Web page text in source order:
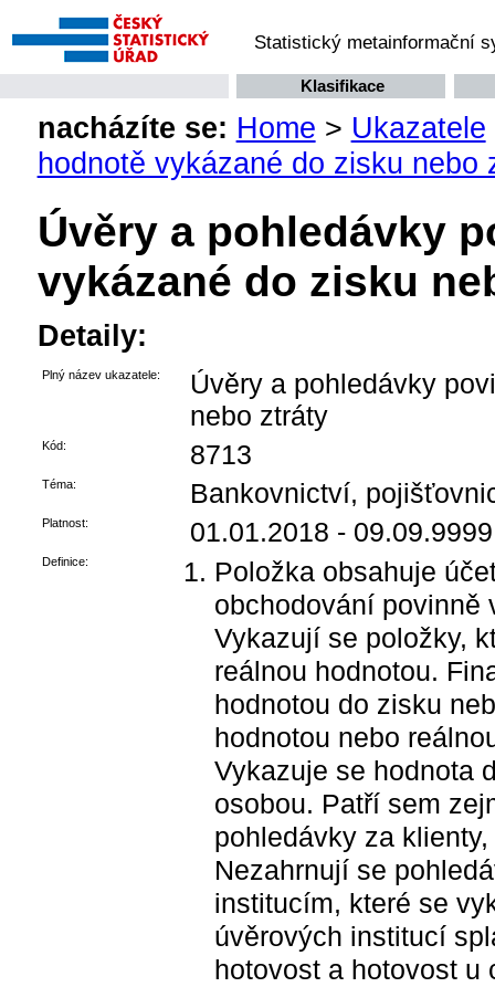
Statistický metainformační
Klasifikace
nacházíte se: Home > Ukazatele
hodnotě vykázané do zisku nebo
Úvěry a pohledávky
vykázané do zisku
Detaily:
Plný název ukazatele:
Úvěry a pohledávky
nebo ztráty
Kód: 8713
Téma: Bankovnictví,
Platnost: 01.01.2018 - 09.09.9999
Definice:
Položka obsahuje
obchodování povinně
Vykazují se položky,
reálnou hodnotou.
hodnotou do zisku
hodnotou nebo
Vykazuje se hodnota
osobou. Patří sem
pohledávky za
Nezahrnují se
institucím, které se
úvěrových institucí
hotovost a hotovost u